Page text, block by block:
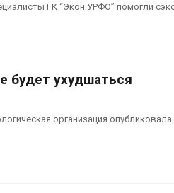
ГК “Экон УРФО” помогли
будет ухудшаться
организация